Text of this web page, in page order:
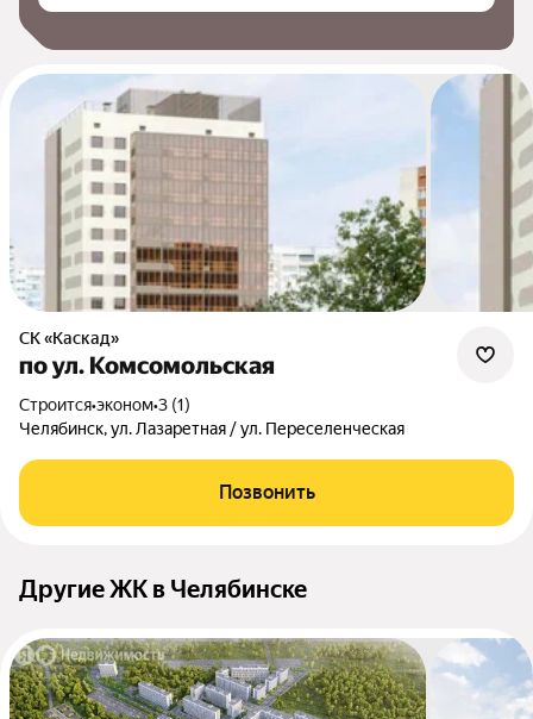
СК «Каскад»
по ул. Комсомольская
Строится•эконом•3 (1)
Челябинск, ул. Лазаретная / ул. Переселенческая
Позвонить
Другие ЖК в Челябинске